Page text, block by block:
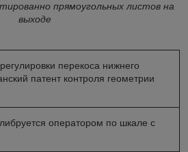
прямоугольных листов на
выходе
перекоса нижнего
патент контроля геометрии
оператором по шкале с